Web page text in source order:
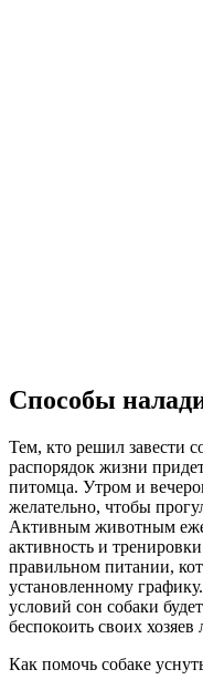
Способы
Тем, кто решил завести
распорядок жизни
питомца. Утром и
желательно, чтобы
Активным животным
активность и
правильном питании,
установленному
условий сон собаки
беспокоить своих
Как помочь собаке